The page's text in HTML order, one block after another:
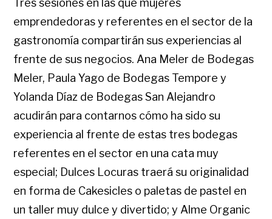
emprendedoras y referentes en el sector de la
gastronomía compartirán sus experiencias al
frente de sus negocios. Ana Meler de Bodegas
Meler, Paula Yago de Bodegas Tempore y
Yolanda Díaz de Bodegas San Alejandro
acudirán para contarnos cómo ha sido su
experiencia al frente de estas tres bodegas
referentes en el sector en una cata muy
especial; Dulces Locuras traerá su originalidad
en forma de Cakesicles o paletas de pastel en
un taller muy dulce y divertido; y Alme Organic